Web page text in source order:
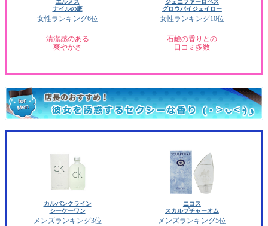
エルメス
ナイルの庭
女性ランキング6位
清潔感のある
爽やかさ
ジェニファーロペス
グロウバイジェイロー
女性ランキング10位
石鹸の香りとの
口コミ多数
カルバンクライン
シーケーワン
メンズランキング3位
ニコス
スカルプチャーオム
メンズランキング5位